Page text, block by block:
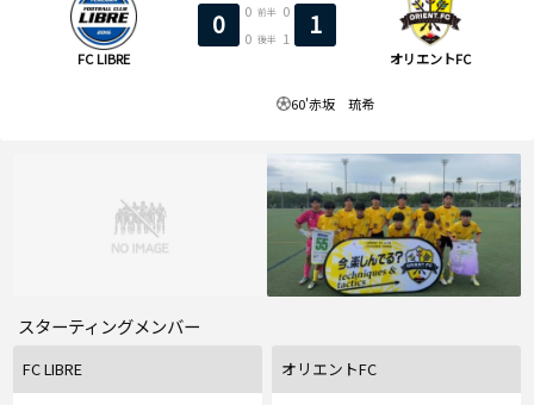
FC LIBRE
0 0 前半
0
0 後半 1 1
オリエントFC
60'赤坂 琉希
スターティングメンバー
FC LIBRE オリエントFC